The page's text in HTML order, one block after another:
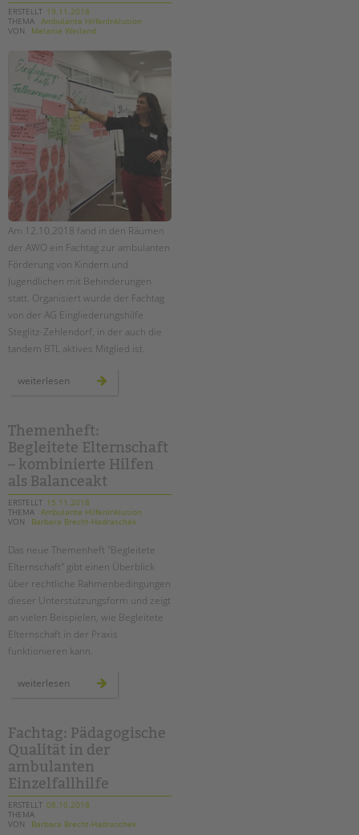
ERSTELLT 19.11.2018
THEMA Ambulante HilfenInklusion
VON
Melanie Weiland
Am 12.10.2018 fand in den Räumen
der AWO ein Fachtag zur ambulanten
Förderung von Kindern und
Jugendlichen mit Behinderungen
statt. Organisiert wurde der Fachtag
von der AG Eingliederungshilfe
Steglitz-Zehlendorf, in der auch die
tandem BTL aktives Mitglied ist.
weiterlesen fachtag
der
ambulanten
einzelfallhilfe
–
ein
bericht
Themenheft:
Begleitete Elternschaft
– kombinierte Hilfen
als Balanceakt
ERSTELLT 15.11.2018
THEMA Ambulante HilfenInklusion
VON
Barbara Brecht-Hadraschek
Das neue Themenheft "Begleitete
Elternschaft" gibt einen Überblick
über rechtliche Rahmenbedingungen
dieser Unterstützungsform und zeigt
an vielen Beispielen, wie Begleitete
Elternschaft in der Praxis
funktionieren kann.
weiterlesen themenheft:
begleitete
hilfen
als
balanceakt
Fachtag: Pädagogische
Qualität in der
ambulanten
Einzelfallhilfe
ERSTELLT 08.10.2018
THEMA
VON
Barbara Brecht-Hadraschek